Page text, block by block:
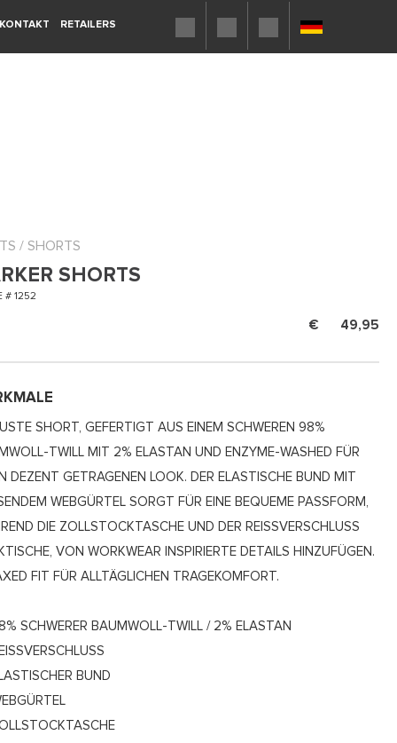
KONTAKT RETAILERS
/SHORTS
SHORTS
# 1252
49,95
SHORT, GEFERTIGT AUS EINEM SCHWEREN 98%
TWILL MIT 2% ELASTAN UND ENZYME-WASHED FÜR
DEZENT GETRAGENEN LOOK. DER ELASTISCHE BUND MIT
WEBGÜRTEL SORGT FÜR EINE BEQUEME PASSFORM,
DIE ZOLLSTOCKTASCHE UND DER REISSVERSCHLUSS P
VON WORKWEAR INSPIRIERTE DETAILS HINZUFÜGEN. R
FIT FÜR ALLTÄGLICHEN TRAGEKOMFORT.
SCHWERER BAUMWOLL-TWILL / 2% ELASTAN
BUND